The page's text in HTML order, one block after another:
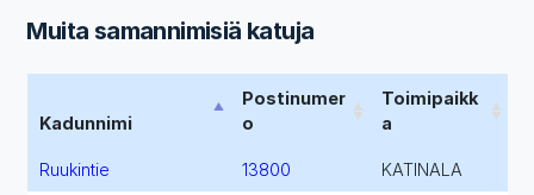
Muita samannimisiä katuja
Kadunnimi
Postinumer
o
Toimipaikk
a
Ruukintie 13800 KATINALA